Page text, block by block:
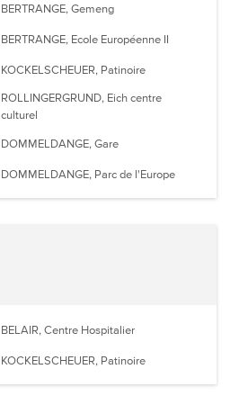
BERTRANGE, Gemeng
BERTRANGE, Ecole Européenne II
KOCKELSCHEUER, Patinoire
ROLLINGERGRUND, Eich centre
culturel
DOMMELDANGE, Gare
DOMMELDANGE, Parc de l'Europe
BELAIR, Centre Hospitalier
KOCKELSCHEUER, Patinoire